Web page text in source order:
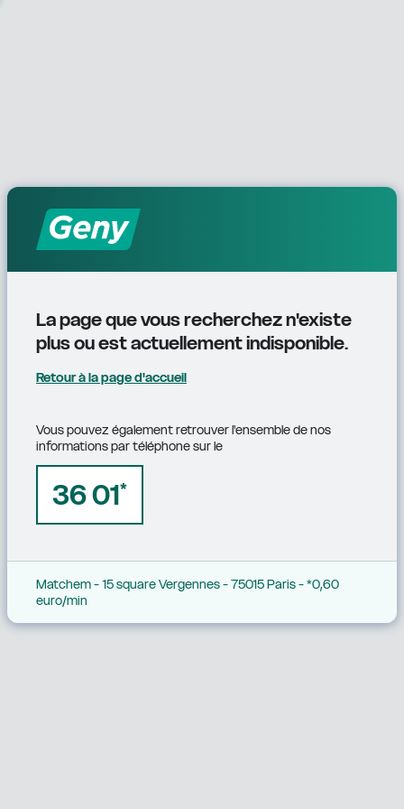
La page que vous recherchez n'existe
plus ou est actuellement indisponible.
Retour à la page d'accueil
Vous pouvez également retrouver l'ensemble de nos
informations par téléphone sur le
36 01*
Matchem - 15 square Vergennes - 75015 Paris - *0,60
euro/min